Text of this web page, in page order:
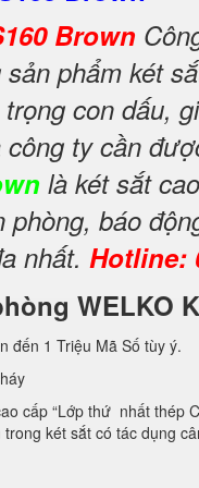
Brown
phẩm két
con dấu,
ty cần
là két sắt
báo
nhất. Hotline:
WELKO
đến 1 Triệu Mã Số tùy ý.
cấp “Lớp thứ nhất thép
két sắt có tác dụng